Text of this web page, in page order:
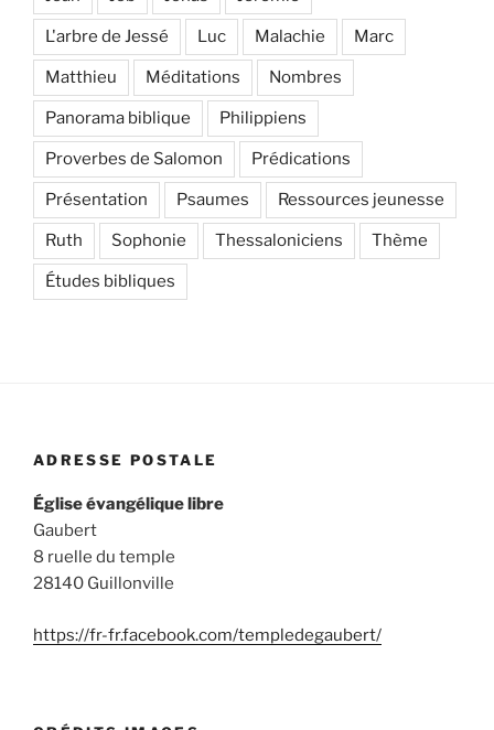
L'arbre de Jessé Luc Malachie Marc
Matthieu Méditations Nombres
Panorama biblique Philippiens
Proverbes de Salomon Prédications
Présentation Psaumes Ressources jeunesse
Ruth Sophonie Thessaloniciens Thème
Études bibliques
ADRESSE POSTALE
Église évangélique libre
Gaubert
8 ruelle du temple
28140 Guillonville
https://fr-fr.facebook.com/templedegaubert/